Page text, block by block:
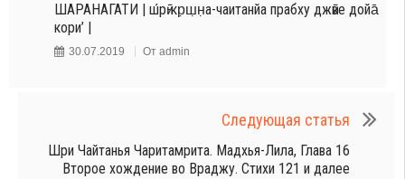
ШАРАНАГАТИ | ш́рӣ-кр̣ш̣н̣а-чаитанйа прабху джӣве дойа̄
кори’ |
30.07.2019 От admin
Следующая статья
Шри Чайтанья Чаритамрита. Мадхья-Лила, Глава 16
Второе хождение во Враджу. Стихи 121 и далее